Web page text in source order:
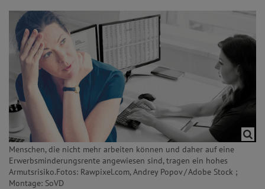
Menschen, die nicht mehr arbeiten können und daher auf eine
Erwerbsminderungsrente angewiesen sind, tragen ein hohes
Armutsrisiko.Fotos: Rawpixel.com, Andrey Popov / Adobe Stock ;
Montage: SoVD